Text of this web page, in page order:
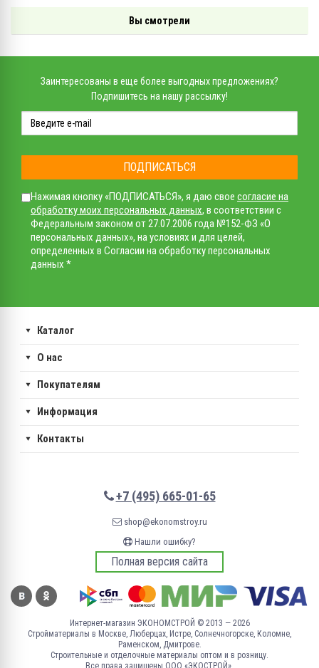
Вы смотрели
Заинтересованы в еще более выгодных предложениях?
Подпишитесь на нашу рассылку!
ПОДПИСАТЬСЯ
Нажимая кнопку «ПОДПИСАТЬСЯ», я даю свое согласие на
обработку моих персональных данных, в соответствии с
Федеральным законом от 27.07.2006 года №152-ФЗ «О
персональных данных», на условиях и для целей,
определенных в Согласии на обработку персональных
данных *
Каталог
О нас
Покупателям
Информация
Контакты
+7 (495) 665-01-65
shop@ekonomstroy.ru
Нашли ошибку?
Полная версия сайта
Интернет-магазин ЭКОНОМСТРОЙ © 2013 — 2026
Стройматериалы в Москве, Люберцах, Истре, Солнечногорске, Коломне,
Раменском, Дмитрове.
Строительные и отделочные материалы оптом и в розницу.
Все права защищены ООО «ЭКОСТРОЙ».